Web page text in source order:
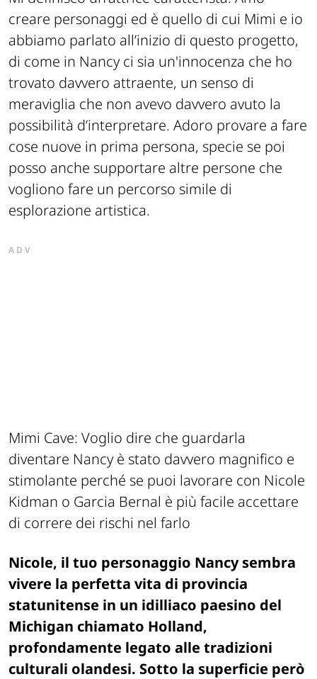
creare personaggi ed è quello di cui Mimi e io
abbiamo parlato all’inizio di questo progetto,
di come in Nancy ci sia un'innocenza che ho
trovato davvero attraente, un senso di
meraviglia che non avevo davvero avuto la
possibilità d’interpretare. Adoro provare a fare
cose nuove in prima persona, specie se poi
posso anche supportare altre persone che
vogliono fare un percorso simile di
esplorazione artistica.
ADV
Mimi Cave: Voglio dire che guardarla
diventare Nancy è stato davvero magnifico e
stimolante perché se puoi lavorare con Nicole
Kidman o Garcia Bernal è più facile accettare
di correre dei rischi nel farlo
Nicole, il tuo personaggio Nancy sembra
vivere la perfetta vita di provincia
statunitense in un idilliaco paesino del
Michigan chiamato Holland,
profondamente legato alle tradizioni
culturali olandesi. Sotto la superficie però